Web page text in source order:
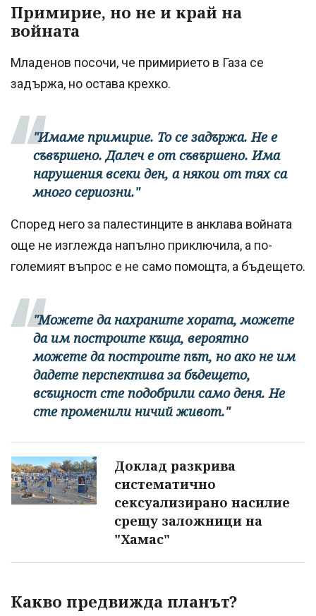
Примирие, но не и край на
войната
Младенов посочи, че примирието в Газа се
задържа, но остава крехко.
"Имаме примирие. То се задържа. Не е
съвършено. Далеч е от съвършено. Има
нарушения всеки ден, а някои от тях са
много сериозни."
Според него за палестинците в анклава войната
още не изглежда напълно приключила, а по-
големият въпрос е не само помощта, а бъдещето.
"Можете да нахраните хората, можете
да им построите къща, вероятно
можете да построите път, но ако не им
дадете перспектива за бъдещето,
всъщност сте подобрили само деня. Не
сте променили ничий живот."
Доклад разкрива
систематично
сексуализирано насилие
срещу заложници на
"Хамас"
Какво предвижда планът?